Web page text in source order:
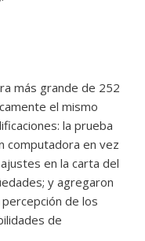
más grande de 252
el mismo
la prueba
computadora en vez
en la carta del
y agregaron
de los
de